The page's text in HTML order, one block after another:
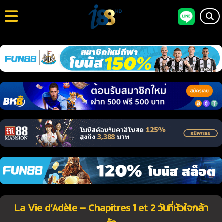
La Vie d’Adèle – Chapitres 1 et 2 วันที่หัวใจกล้า